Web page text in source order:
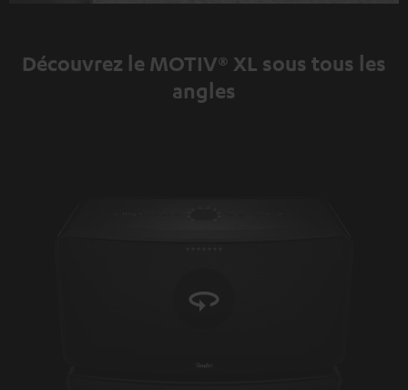
Découvrez le MOTIV® XL sous tous les
angles